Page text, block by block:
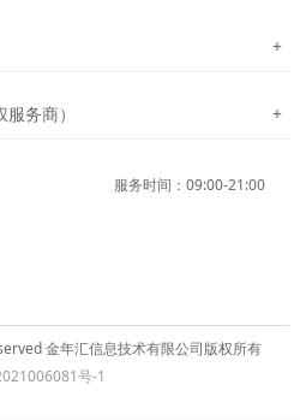
+
务商） +
服务时间：09:00-21:00
金年汇信息技术有限公司版权所有
号-1